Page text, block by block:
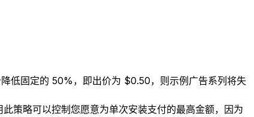
低固定的 50%，即出价为 $0.50，则示例广告系列将失
策略可以控制您愿意为单次安装支付的最高金额，因为